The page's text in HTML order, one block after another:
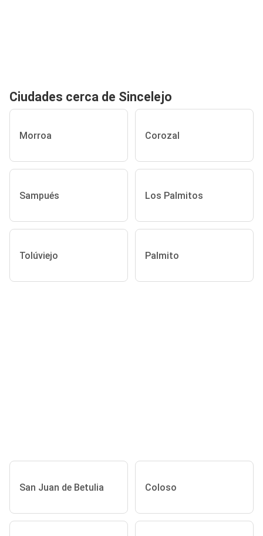
Ciudades cerca de Sincelejo
Morroa Corozal
Sampués Los Palmitos
Tolúviejo Palmito
San Juan de Betulia Coloso